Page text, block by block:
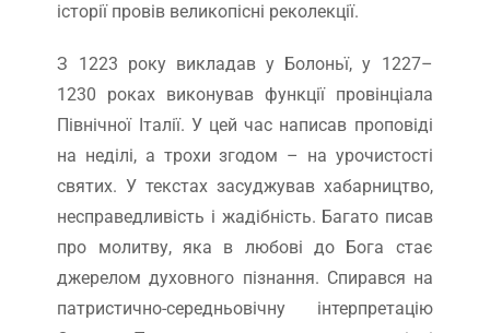
історії провів великопісні реколекції.
З 1223 року викладав у Болоньї, у 1227–
1230 роках виконував функції провінціала
Північної Італії. У цей час написав проповіді
на неділі, а трохи згодом – на урочистості
святих. У текстах засуджував хабарництво,
несправедливість і жадібність. Багато писав
про молитву, яка в любові до Бога стає
джерелом духовного пізнання. Спирався на
патристично-середньовічну інтерпретацію